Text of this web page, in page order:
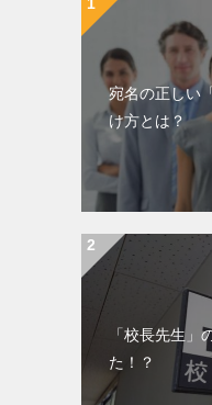
宛名の正しい
け方とは？
「校長先生」
た！？